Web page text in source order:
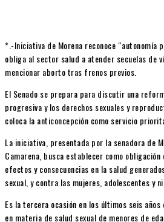
*.-Iniciativa de Morena reconoce “autonomía
obliga al sector salud a atender secuelas de
mencionar aborto tras frenos previos.
El Senado se prepara para discutir una
progresiva y los derechos sexuales y
coloca la anticoncepción como servicio
La iniciativa, presentada por la senadora de
Camarena, busca establecer como
efectos y consecuencias en la salud
sexual, y contra las mujeres, adolescentes y
Es la tercera ocasión en los últimos seis
en materia de salud sexual de menores de